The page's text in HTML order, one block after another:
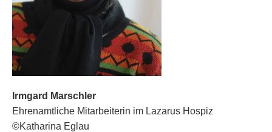
Irmgard Marschler
Ehrenamtliche Mitarbeiterin im Lazarus Hospiz
©Katharina Eglau